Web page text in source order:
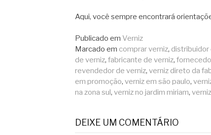
Aqui, você sempre encontrará
Publicado em Verniz
Marcado em comprar verniz, distribuidor
de verniz, fabricante de verniz,
revendedor de verniz, verniz direto da
em promoção, verniz em são paulo,
na zona sul , verniz no jardim miriam,
DEIXE UM COMENTÁRIO